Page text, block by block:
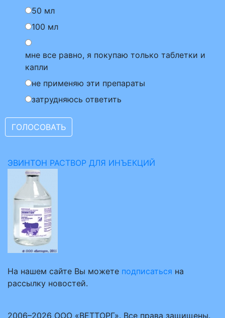
50 мл
100 мл
мне все равно, я покупаю только таблетки и
капли
не применяю эти препараты
затрудняюсь ответить
ЭВИНТОН РАСТВОР ДЛЯ ИНЪЕКЦИЙ
На нашем сайте Вы можете подписаться на
рассылку новостей.
2006–2026 ООО «ВЕТТОРГ». Все права защищены.